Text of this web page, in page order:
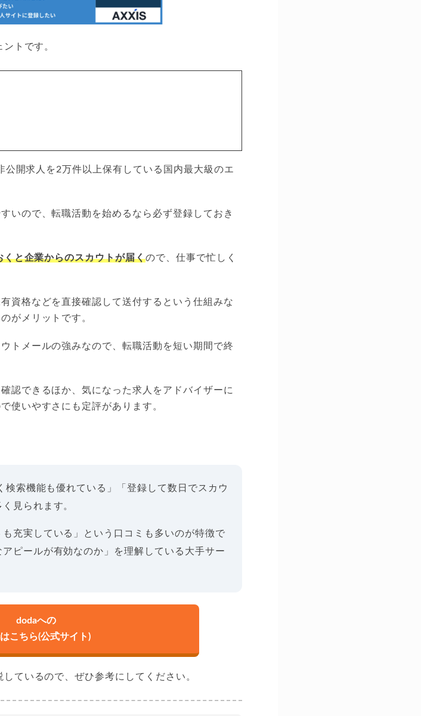
トです。
開求人を2万件以上保有している国内最大級のエ
いので、転職活動を始めるなら必ず登録しておき
と企業からのスカウトが届くので、仕事で忙しく
資格などを直接確認して送付するという仕組みな
がメリットです。
トメールの強みなので、転職活動を短い期間で終
認できるほか、気になった求人をアドバイザーに
使いやすさにも定評があります。
索機能も優れている」「登録して数日でスカウ
見られます。
充実している」という口コミも多いのが特徴で
ピールが有効なのか」を理解している大手サー
dodaへの
こちら(公式サイト)
ているので、ぜひ参考にしてください。